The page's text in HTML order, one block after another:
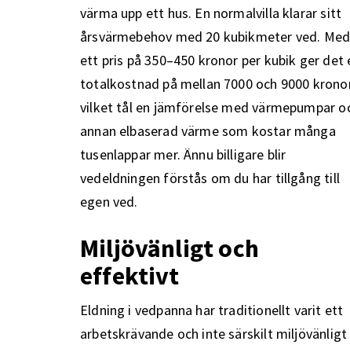
värma upp ett hus. En normalvilla klarar sitt
årsvärmebehov med 20 kubikmeter ved. Med
ett pris på 350–450 kronor per kubik ger det
totalkostnad på mellan 7000 och 9000
vilket tål en jämförelse med värmepumpar
annan elbaserad värme som kostar många
tusenlappar mer. Ännu billigare blir
vedeldningen förstås om du har tillgång till
egen ved.
Miljövänligt och
effektivt
Eldning i vedpanna har traditionellt varit ett
arbetskrävande och inte särskilt miljövänligt